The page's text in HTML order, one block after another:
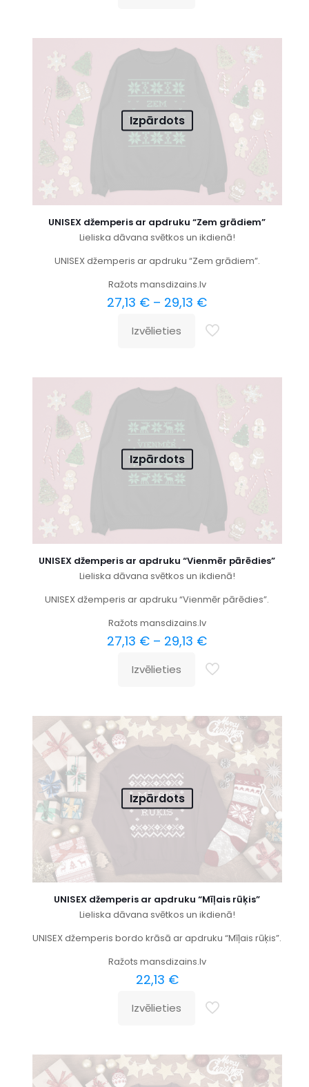
Izpārdots
UNISEX džemperis ar apdruku “Zem grādiem”
Lieliska dāvana svētkos un ikdienā!
UNISEX džemperis ar apdruku “Zem grādiem”.
Ražots mansdizains.lv
27,13 € – 29,13 €
Izvēlieties
Izpārdots
UNISEX džemperis ar apdruku “Vienmēr pārēdies”
Lieliska dāvana svētkos un ikdienā!
UNISEX džemperis ar apdruku “Vienmēr pārēdies”.
Ražots mansdizains.lv
27,13 € – 29,13 €
Izvēlieties
Izpārdots
UNISEX džemperis ar apdruku “Mīļais rūķis”
Lieliska dāvana svētkos un ikdienā!
UNISEX džemperis bordo krāsā ar apdruku “Mīļais rūķis”.
Ražots mansdizains.lv
22,13 €
Izvēlieties